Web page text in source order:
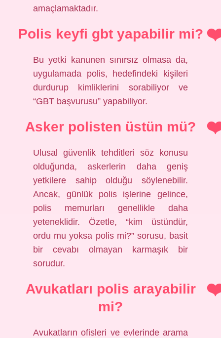
amaçlamaktadır.
Polis keyfi gbt yapabilir mi?
Bu yetki kanunen sınırsız olmasa da,
uygulamada polis, hedefindeki kişileri
durdurup kimliklerini sorabiliyor ve
“GBT başvurusu” yapabiliyor.
Asker polisten üstün mü?
Ulusal güvenlik tehditleri söz konusu
olduğunda, askerlerin daha geniş
yetkilere sahip olduğu söylenebilir.
Ancak, günlük polis işlerine gelince,
polis memurları genellikle daha
yeteneklidir. Özetle, “kim üstündür,
ordu mu yoksa polis mi?” sorusu, basit
bir cevabı olmayan karmaşık bir
sorudur.
Avukatları polis arayabilir
mi?
Avukatların ofisleri ve evlerinde arama